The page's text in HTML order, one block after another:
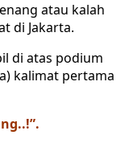
atau kalah
di Jakarta.
di atas podium
kalimat pertama